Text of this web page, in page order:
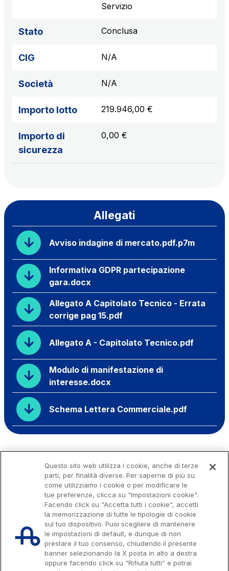
Servizio
Stato Conclusa
CIG N/A
Società N/A
Importo lotto 219.946,00 €
Importo di
sicurezza
0,00 €
Allegati
Avviso indagine di mercato.pdf.p7m
Informativa GDPR partecipazione
gara.docx
Allegato A Capitolato Tecnico - Errata
corrige pag 15.pdf
Allegato A - Capitolato Tecnico.pdf
Modulo di manifestazione di
interesse.docx
Schema Lettera Commerciale.pdf
Questo sito web utilizza i cookie, anche di terze
parti, per finalità diverse. Per saperne di più su
come utilizziamo i cookie o per modificare le
tue preferenze, clicca su "Impostazioni cookie".
Facendo click su "Accetta tutti i cookie", accetti
la memorizzazione di tutte le tipologie di cookie
sul tuo dispositivo. Puoi scegliere di mantenere
le impostazioni di default, e dunque di non
prestare il tuo consenso, chiudendo il presente
banner selezionando la X posta in alto a destra
oppure facendo click su “Rifiuta tutti” e potrai